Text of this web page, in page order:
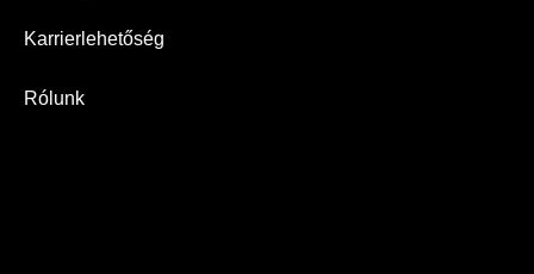
Karrierlehetőség
Rólunk